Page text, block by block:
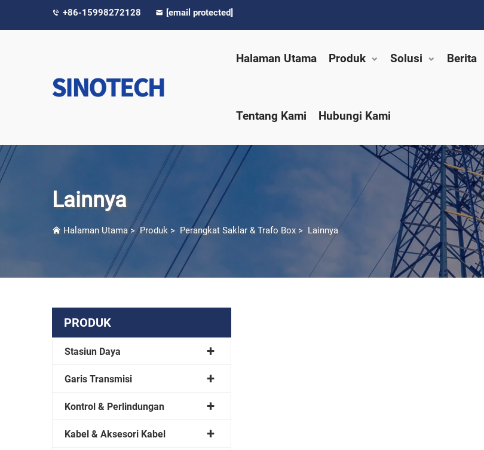
+86-15998272128 [email protected]
Halaman Utama Produk Solusi Berita
Tentang Kami Hubungi Kami
Lainnya
Halaman Utama>Produk > Perangkat Saklar & Trafo Box > Lainnya
PRODUK
Stasiun Daya
Garis Transmisi
Kontrol & Perlindungan
Kabel & Aksesori Kabel